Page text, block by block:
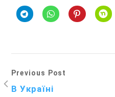
Previous Post
В Україні